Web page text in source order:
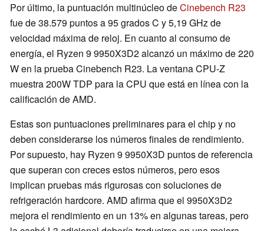
Por último, la puntuación multinúcleo deCinebench R23
fue de 38.579 puntos a 95 grados C y 5,19 GHz de
velocidad máxima de reloj. En cuanto al consumo de
energía, el Ryzen 9 9950X3D2 alcanzó un máximo de 220
W en la prueba Cinebench R23. La ventana CPU-Z
muestra 200W TDP para la CPU que está en línea con la
calificación de AMD.
Estas son puntuaciones preliminares para el chip y no
deben considerarse los números finales de rendimiento.
Por supuesto, hay Ryzen 9 9950X3D puntos de referencia
que superan con creces estos números, pero esos
implican pruebas más rigurosas con soluciones de
refrigeración hardcore. AMD afirma que el 9950X3D2
mejora el rendimiento en un 13% en algunas tareas, pero